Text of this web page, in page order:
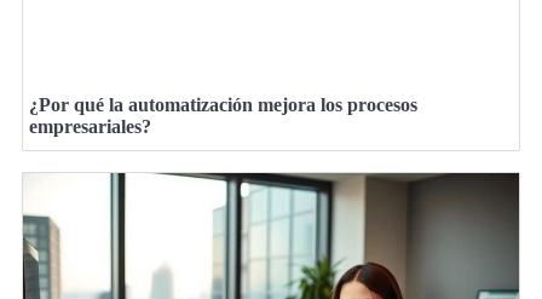
¿Por qué la automatización mejora los procesos
empresariales?